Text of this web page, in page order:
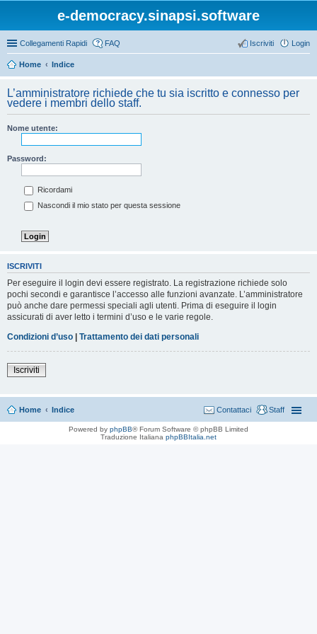
e-democracy.sinapsi.software
Collegamenti Rapidi FAQ Login
Iscriviti
Home Indice
L’amministratore richiede che tu sia iscritto e connesso per
vedere i membri dello staff.
Nome utente:
Password:
Ricordami
Nascondi il mio stato per questa sessione
ISCRIVITI
Per eseguire il login devi essere registrato. La registrazione richiede solo
pochi secondi e garantisce l’accesso alle funzioni avanzate. L’amministratore
può anche dare permessi speciali agli utenti. Prima di eseguire il login
assicurati di aver letto i termini d’uso e le varie regole.
Condizioni d’uso | Trattamento dei dati personali
Iscriviti
Home Indice Staff
Contattaci
Powered by phpBB® Forum Software © phpBB Limited
Traduzione Italiana phpBBItalia.net